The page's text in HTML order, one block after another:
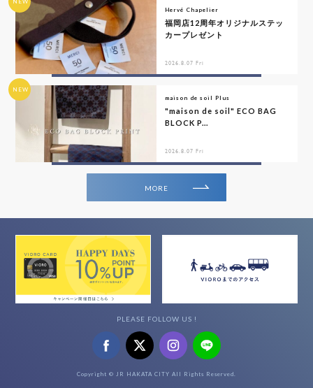
NEW
Hervé Chapelier
福岡店12周年オリジナルステッ
カープレゼント
2026.8.07 Fri
NEW
maison de soil Plus
"maison de soil" ECO BAG
BLOCK P...
2026.8.07 Fri
MORE
PLEASE FOLLOW US !
Copyright © JR HAKATA CITY All Rights Reserved.